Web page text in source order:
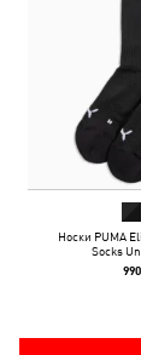
Носки PUMA
Socks